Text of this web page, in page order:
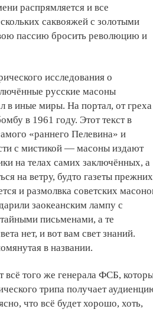
распрямляется и все
саквояжей с золотыми
пассию бросить революцию и
исследования о
русские масоны
в иные миры. На портал, от греха
в 1961 году. Этот текст в
«раннего Пелевина» и
с мистикой — масоны издают
на телах самих заключённых, а
на ветру, будто газеты прежних
и размолвка советских
заокеанским лампу с
письменами, а те
нет, и вот вам свет знаний.
в названии.
всё того же генерала ФСБ,
трипа получает
что всё будет хорошо, хоть,